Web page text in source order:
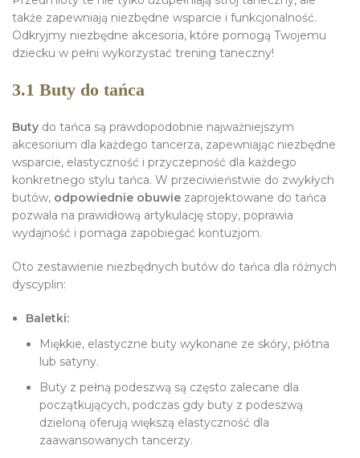
także zapewniają niezbędne wsparcie i funkcjonalność.
Odkryjmy niezbędne akcesoria, które pomogą Twojemu
dziecku w pełni wykorzystać trening taneczny!
3.1 Buty do tańca
Buty do tańca są prawdopodobnie najważniejszym
akcesorium dla każdego tancerza, zapewniając niezbędne
wsparcie, elastyczność i przyczepność dla każdego
konkretnego stylu tańca. W przeciwieństwie do zwykłych
butów, odpowiednie obuwie zaprojektowane do tańca
pozwala na prawidłową artykulację stopy, poprawia
wydajność i pomaga zapobiegać kontuzjom.
Oto zestawienie niezbędnych butów do tańca dla różnych
dyscyplin:
Baletki:
Miękkie, elastyczne buty wykonane ze skóry, płótna
lub satyny.
Buty z pełną podeszwą są często zalecane dla
początkujących, podczas gdy buty z podeszwą
dzieloną oferują większą elastyczność dla
zaawansowanych tancerzy.